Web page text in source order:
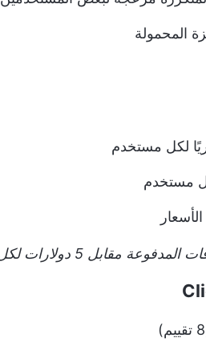
المحمولة